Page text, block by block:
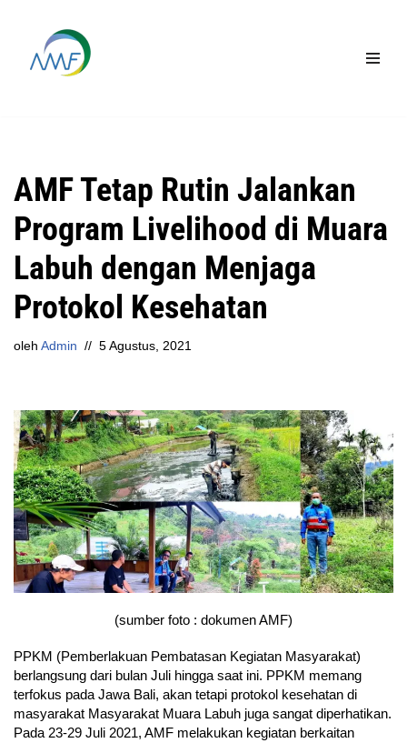
Lompat
AMF Tetap Rutin Jalankan
Program Livelihood di Muara
Labuh dengan Menjaga
Protokol Kesehatan
oleh Admin 5 Agustus, 2021
(sumber foto : dokumen AMF)
PPKM (Pemberlakuan Pembatasan Kegiatan Masyarakat)
berlangsung dari bulan Juli hingga saat ini. PPKM memang
terfokus pada Jawa Bali, akan tetapi protokol kesehatan di
masyarakat Masyarakat Muara Labuh juga sangat diperhatikan.
Pada 23-29 Juli 2021, AMF melakukan kegiatan berkaitan